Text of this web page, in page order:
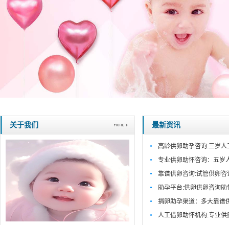
关于我们 最新资讯
高龄供卵助孕咨询:三岁
专业供卵助怀咨询：五岁
靠谱供卵咨询:试管供卵
助孕平台:供卵供卵咨询
捐卵助孕渠道：多大靠谱
人工借卵助怀机构:专业